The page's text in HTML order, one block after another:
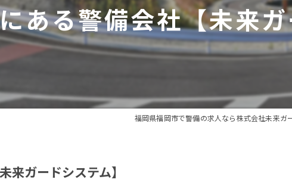
ある警備会社【未来
福岡県福岡市で警備の求人なら株式会社未来ガ
来ガードシステム】